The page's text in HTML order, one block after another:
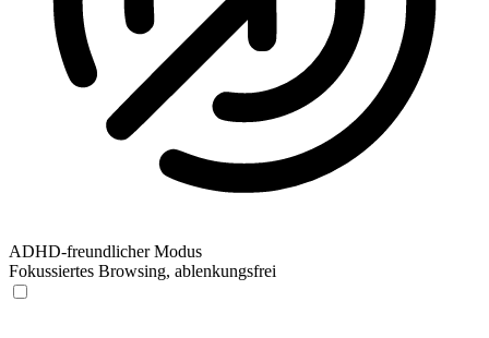
ADHD-freundlicher Modus
Fokussiertes Browsing, ablenkungsfrei